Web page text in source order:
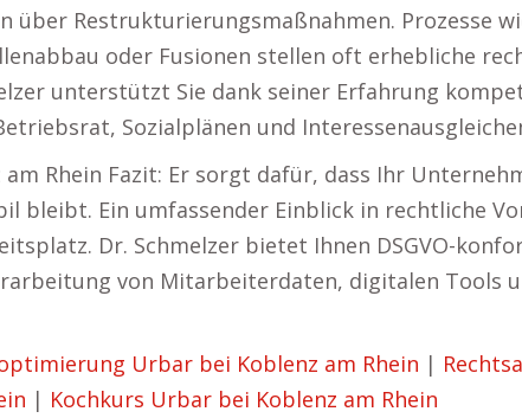
über Restrukturierungsmaßnahmen. Prozesse
oder Fusionen stellen oft erhebliche
unterstützt Sie dank seiner Erfahrung
Sozialplänen und
Rhein Fazit: Er sorgt dafür, dass Ihr
bleibt. Ein umfassender Einblick in rechtliche
Dr. Schmelzer bietet Ihnen DSGVO-
von Mitarbeiterdaten, digitalen Tools
Urbar bei Koblenz am Rhein |
| Kochkurs Urbar bei Koblenz am Rhein